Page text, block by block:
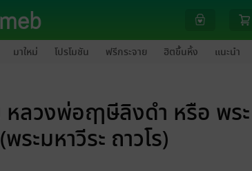
มาใหม่ โปรโมชัน ฟรีกระจาย ฮิตขึ้นหิ้ง แนะนำ
ลวงพ่อฤาษีลิงดำ หรือ พระ
ระมหาวีระ ถาวโร)